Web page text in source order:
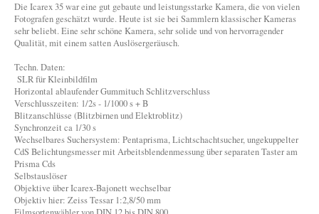
Die Icarex 35 war eine gut gebaute und leistungsstarke Kamera, die von vielen
Fotografen geschätzt wurde. Heute ist sie bei Sammlern klassischer Kameras
sehr beliebt. Eine sehr schöne Kamera, sehr solide und von hervorragender
Qualität, mit einem satten Auslösergeräusch.
Techn. Daten:
SLR für Kleinbildfilm
Horizontal ablaufender Gummituch Schlitzverschluss
Verschlusszeiten: 1/2s - 1/1000 s + B
Blitzanschlüsse (Blitzbirnen und Elektroblitz)
Synchronzeit ca 1/30 s
Wechselbares Suchersystem: Pentaprisma, Lichtschachtsucher, ungekuppelter
CdS Belichtungsmesser mit Arbeitsblendenmessung über separaten Taster am
Prisma Cds
Selbstauslöser
Objektive über Icarex-Bajonett wechselbar
Objektiv hier: Zeiss Tessar 1:2,8/50 mm